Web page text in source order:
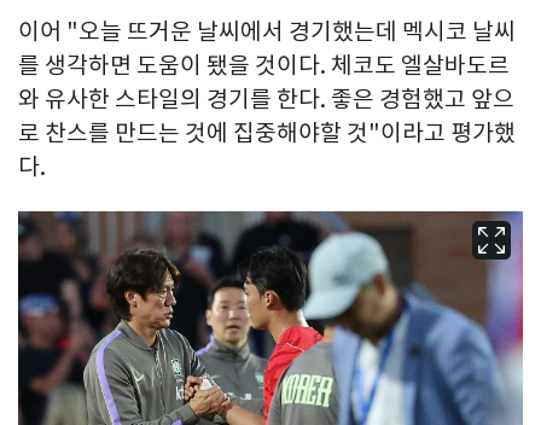
이어 "오늘 뜨거운 날씨에서 경기했는데 멕시코 날씨
를 생각하면 도움이 됐을 것이다. 체코도 엘살바도르
와 유사한 스타일의 경기를 한다. 좋은 경험했고 앞으
로 찬스를 만드는 것에 집중해야할 것"이라고 평가했
다.